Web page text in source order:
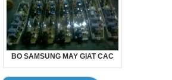
BO SAMSUNG MAY GIAT CAC
LOAI